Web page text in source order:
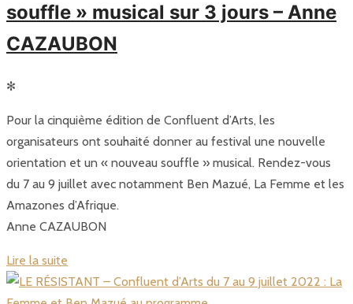
souffle » musical sur 3 jours – Anne
CAZAUBON
✻
Pour la cinquième édition de Confluent d’Arts, les
organisateurs ont souhaité donner au festival une nouvelle
orientation et un « nouveau souffle » musical. Rendez-vous
du 7 au 9 juillet avec notamment Ben Mazué, La Femme et les
Amazones d’Afrique.
Anne CAZAUBON
Lire la suite